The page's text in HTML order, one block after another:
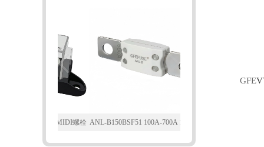
ANL-B150BSF51 100A-700A 125V150V
GFE